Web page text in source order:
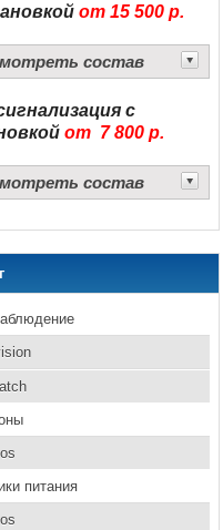
от 15 500 р.
состав
с
от 7 800 р.
состав
питания